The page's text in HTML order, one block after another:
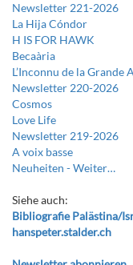
Newsletter 221-2026
La Hija Cóndor
H IS FOR HAWK
Becaària
L’Inconnu de la Grande
Newsletter 220-2026
Cosmos
Love Life
Newsletter 219-2026
A voix basse
Neuheiten -Weiter…
Siehe auch:
Bibliografie Palästina/
hanspeter.stalder.ch